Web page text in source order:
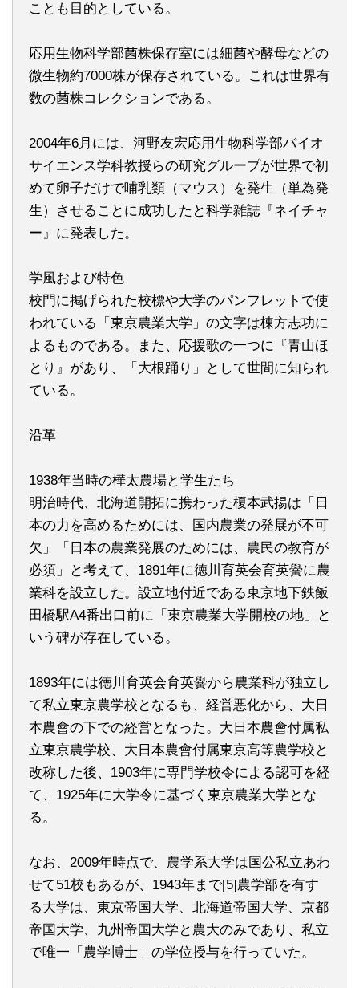
ことも目的としている。
応用生物科学部菌株保存室には細菌や酵母などの
微生物約7000株が保存されている。これは世界有
数の菌株コレクションである。
2004年6月には、河野友宏応用生物科学部バイオ
サイエンス学科教授らの研究グループが世界で初
めて卵子だけで哺乳類（マウス）を発生（単為発
生）させることに成功したと科学雑誌『ネイチャ
ー』に発表した。
学風および特色
校門に掲げられた校標や大学のパンフレットで使
われている「東京農業大学」の文字は棟方志功に
よるものである。また、応援歌の一つに『青山ほ
とり』があり、「大根踊り」として世間に知られ
ている。
沿革
1938年当時の樺太農場と学生たち
明治時代、北海道開拓に携わった榎本武揚は「日
本の力を高めるためには、国内農業の発展が不可
欠」「日本の農業発展のためには、農民の教育が
必須」と考えて、1891年に徳川育英会育英黌に農
業科を設立した。設立地付近である東京地下鉄飯
田橋駅A4番出口前に「東京農業大学開校の地」と
いう碑が存在している。
1893年には徳川育英会育英黌から農業科が独立し
て私立東京農学校となるも、経営悪化から、大日
本農會の下での経営となった。大日本農會付属私
立東京農学校、大日本農會付属東京高等農学校と
改称した後、1903年に専門学校令による認可を経
て、1925年に大学令に基づく東京農業大学とな
る。
なお、2009年時点で、農学系大学は国公私立あわ
せて51校もあるが、1943年まで[5]農学部を有す
る大学は、東京帝国大学、北海道帝国大学、京都
帝国大学、九州帝国大学と農大のみであり、私立
で唯一「農学博士」の学位授与を行っていた。